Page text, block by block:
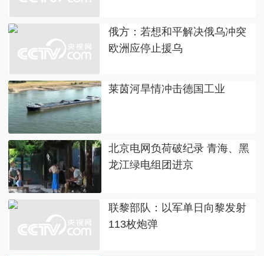
俄方：若想和平解决俄乌冲突
欧洲应停止援乌
莱茵河旱情冲击德国工业
北京电网负荷破纪录 青海、黑
龙江绿电组团进京
联黎部队：以军单日向黎发射
113枚炮弹